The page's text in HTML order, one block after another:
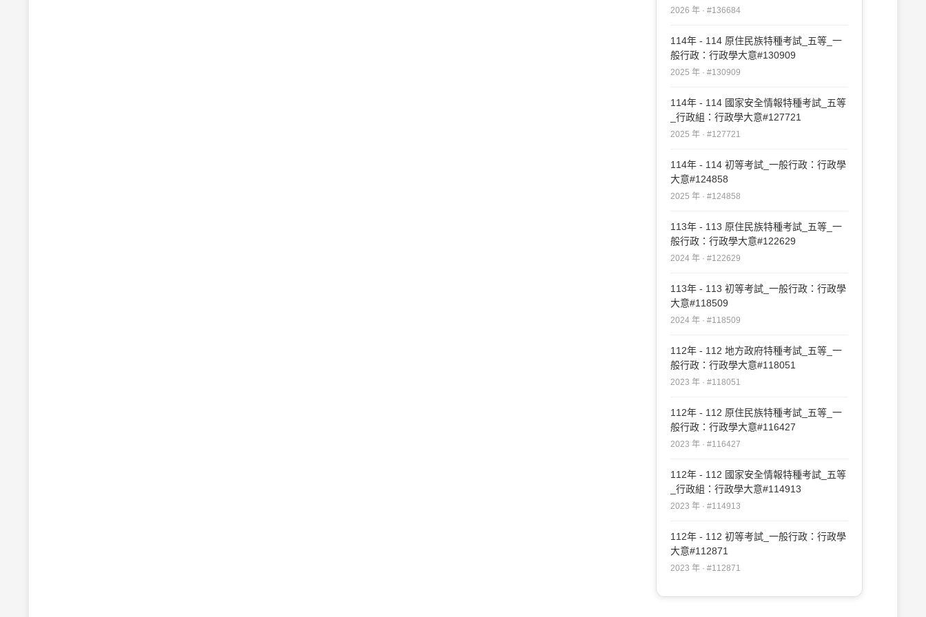
2026 年 · #136684
114年 - 114 原住民族特種考試_五等_一
般行政：行政學大意#130909
2025 年 · #130909
114年 - 114 國家安全情報特種考試_五等
_行政組：行政學大意#127721
2025 年 · #127721
114年 - 114 初等考試_一般行政：行政學
大意#124858
2025 年 · #124858
113年 - 113 原住民族特種考試_五等_一
般行政：行政學大意#122629
2024 年 · #122629
113年 - 113 初等考試_一般行政：行政學
大意#118509
2024 年 · #118509
112年 - 112 地方政府特種考試_五等_一
般行政：行政學大意#118051
2023 年 · #118051
112年 - 112 原住民族特種考試_五等_一
般行政：行政學大意#116427
2023 年 · #116427
112年 - 112 國家安全情報特種考試_五等
_行政組：行政學大意#114913
2023 年 · #114913
112年 - 112 初等考試_一般行政：行政學
大意#112871
2023 年 · #112871